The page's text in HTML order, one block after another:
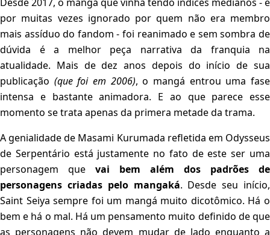
por muitas vezes ignorado por quem não era membro
mais assíduo do fandom - foi reanimado e sem sombra de
dúvida é a melhor peça narrativa da franquia na
atualidade. Mais de dez anos depois do início de sua
publicação (que foi em 2006), o mangá entrou uma fase
intensa e bastante animadora. E ao que parece esse
momento se trata apenas da primera metade da trama.
A genialidade de Masami Kurumada refletida em Odysseus
de Serpentário está justamente no fato de este ser uma
personagem que vai bem além dos padrões de
personagens criadas pelo mangaká. Desde seu início,
Saint Seiya sempre foi um mangá muito dicotômico. Há o
bem e há o mal. Há um pensamento muito definido de que
as personagens não devem mudar de lado enquanto a